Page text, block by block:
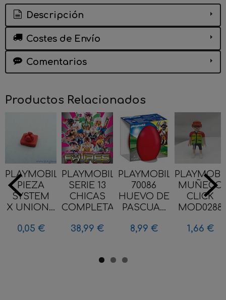
Descripción
Costes de Envío
Comentarios
Productos Relacionados
PLAYMOBIL
PIEZA
SYSTEM
X UNION...
0,05 €
PLAYMOBIL
SERIE 13
CHICAS
COMPLETA...
38,99 €
PLAYMOBIL
70086
HUEVO DE
PASCUA...
8,99 €
MUÑECO
CLICK
MOD0288
1,66 €